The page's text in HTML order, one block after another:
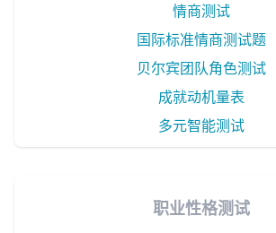
情商测试
国际标准情商测试题
贝尔宾团队角色测试
成就动机量表
多元智能测试
职业性格测试